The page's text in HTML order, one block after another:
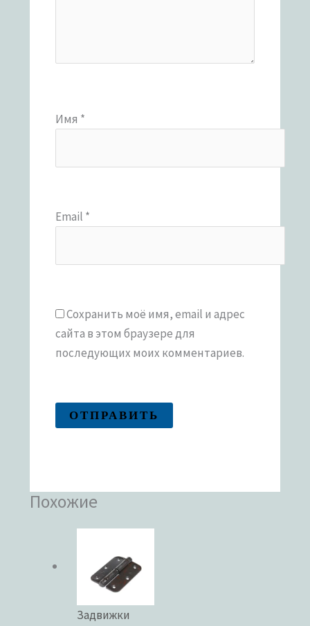
Имя *
Email *
Сохранить моё имя, email и адрес
сайта в этом браузере для
последующих моих комментариев.
Похожие
Задвижки